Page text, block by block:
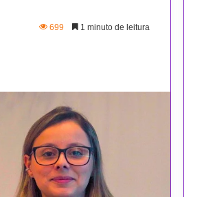
699 1 minuto de leitura